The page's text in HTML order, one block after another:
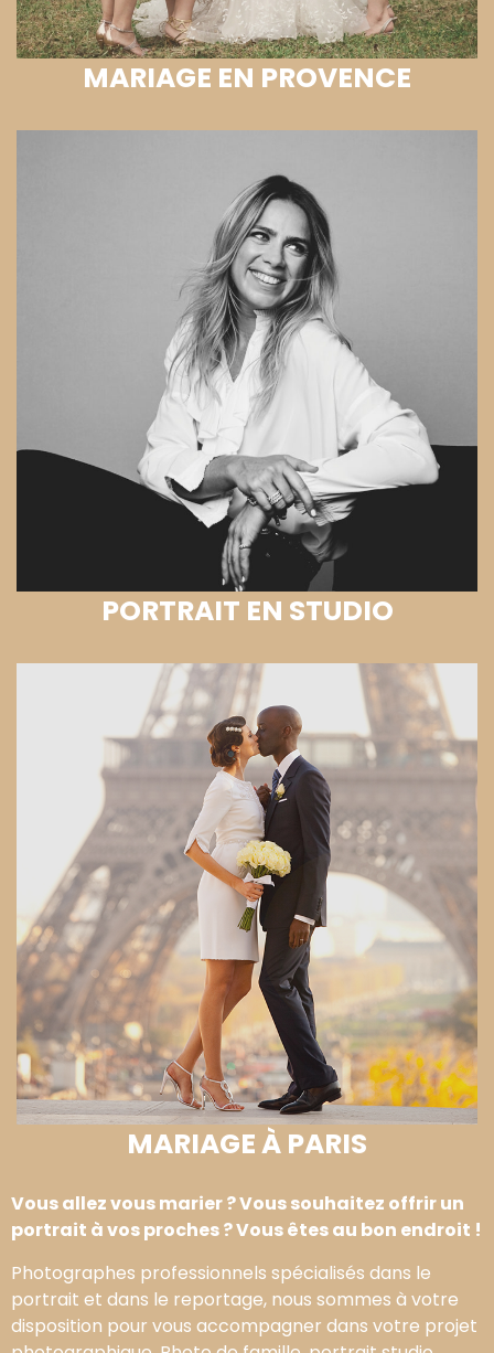
MARIAGE EN PROVENCE
PORTRAIT EN STUDIO
MARIAGE À PARIS
Vous allez vous marier ? Vous souhaitez offrir un
portrait à vos proches ? Vous êtes au bon endroit !
Photographes professionnels spécialisés dans le
portrait et dans le reportage, nous sommes à votre
disposition pour vous accompagner dans votre projet